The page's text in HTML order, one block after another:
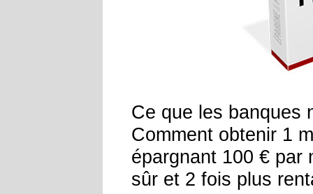
Ce que les banques
Comment obtenir 1
épargnant 100 € par
sûr et 2 fois plus